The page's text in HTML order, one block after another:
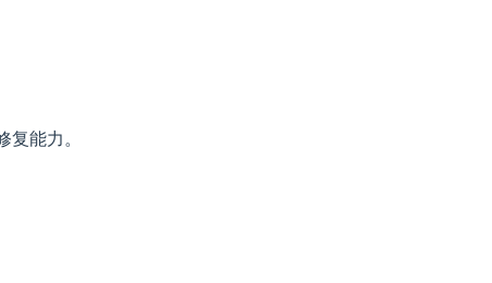
能力。